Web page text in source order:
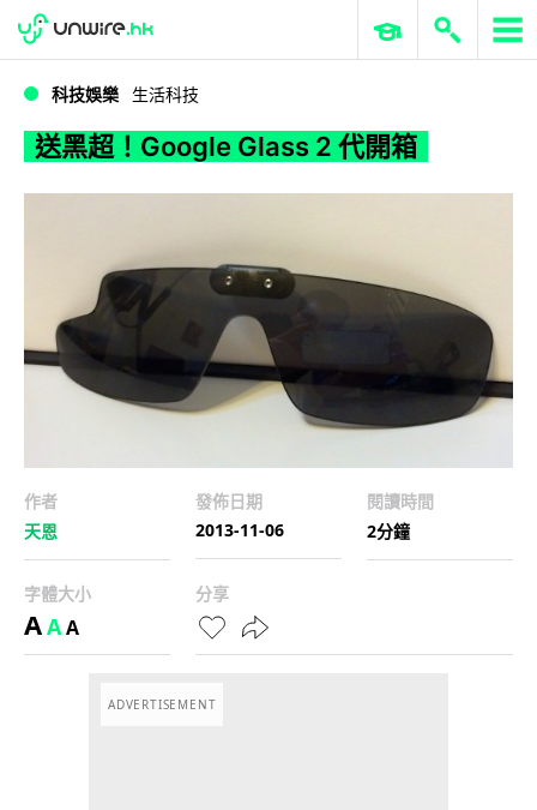
送黑超！Google Glass 2 代開箱
WWDC 2026 ERP 與商業 AI
科技娛樂 生活科技
送黑超！Google Glass 2 代開箱
作者
天恩
發佈日期
2013-11-06
閱讀時間
2分鐘
字體大小
AAA
分享
ADVERTISEMENT